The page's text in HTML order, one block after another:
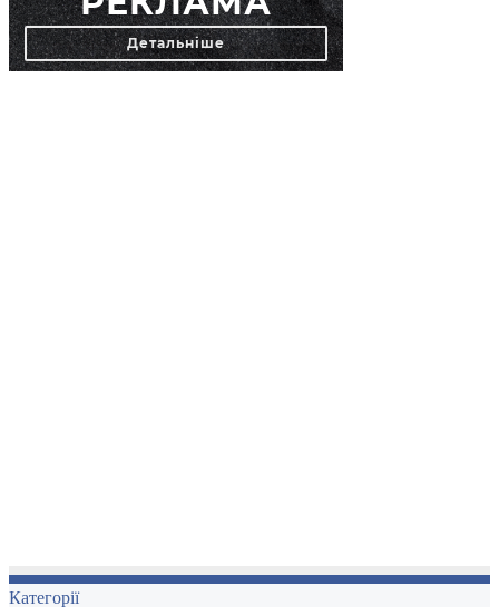
Категорії